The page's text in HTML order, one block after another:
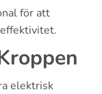
för att
elektrisk